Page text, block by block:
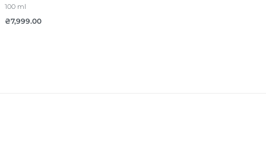
100 ml
₴7,999.00